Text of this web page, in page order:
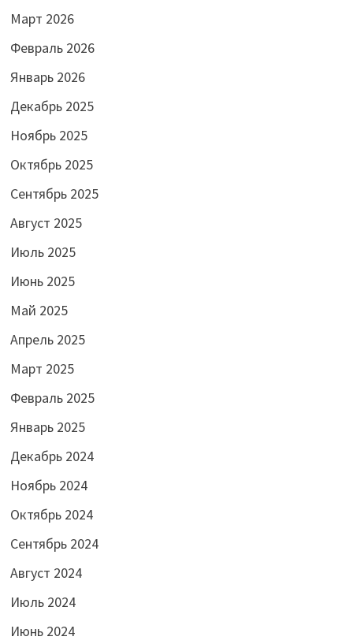
Март 2026
Февраль 2026
Январь 2026
Декабрь 2025
Ноябрь 2025
Октябрь 2025
Сентябрь 2025
Август 2025
Июль 2025
Июнь 2025
Май 2025
Апрель 2025
Март 2025
Февраль 2025
Январь 2025
Декабрь 2024
Ноябрь 2024
Октябрь 2024
Сентябрь 2024
Август 2024
Июль 2024
Июнь 2024